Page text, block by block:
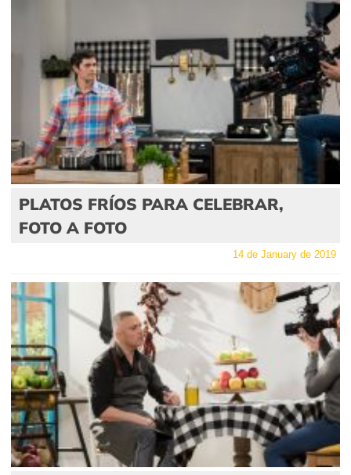
PLATOS FRÍOS PARA CELEBRAR,
FOTO A FOTO
14 de January de 2019